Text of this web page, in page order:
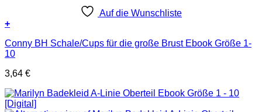
Auf die Wunschliste
+
Conny BH Schale/Cups für die große Brust Ebook Größe 1-
10
3,64 €